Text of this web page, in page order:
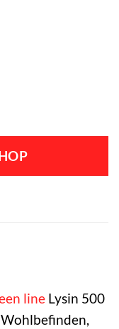
line Lysin 500